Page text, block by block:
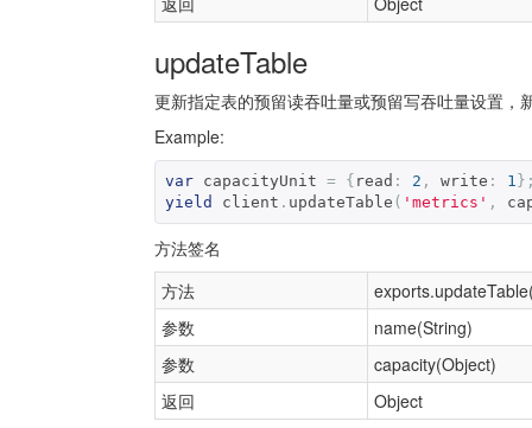
updateTable
更新指定表的预留读吞吐量或预留写吞吐量设置，
Example:
var capacityUnit = { read : 2 , write : 1
yield
client . updateTable ( 'metrics' ,
方法签名
方法
参数
name(String)
参数
capacity(Object)
返回
Object